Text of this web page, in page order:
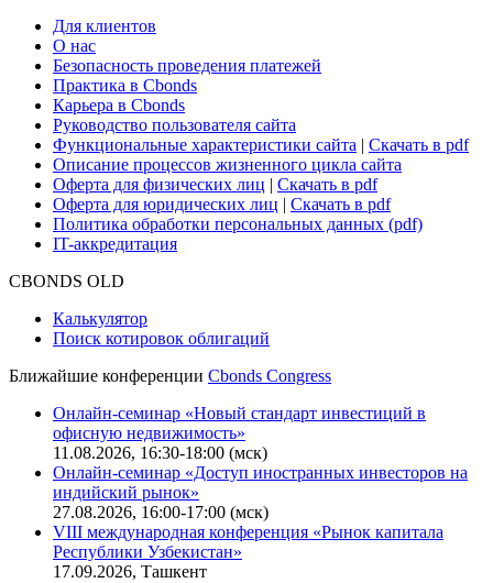
Для клиентов
О нас
Безопасность проведения платежей
Практика в Cbonds
Карьера в Cbonds
Руководство пользователя сайта
Функциональные характеристики сайта | Скачать в pdf
Описание процессов жизненного цикла сайта
Оферта для физических лиц | Скачать в pdf
Оферта для юридических лиц | Скачать в pdf
Политика обработки персональных данных (pdf)
IT-аккредитация
CBONDS OLD
Калькулятор
Поиск котировок облигаций
Ближайшие конференции Cbonds Congress
Онлайн-семинар «Новый стандарт инвестиций в
офисную недвижимость»
11.08.2026, 16:30-18:00 (мск)
Онлайн-семинар «Доступ иностранных инвесторов на
индийский рынок»
27.08.2026, 16:00-17:00 (мск)
VIII международная конференция «Рынок капитала
Республики Узбекистан»
17.09.2026, Ташкент